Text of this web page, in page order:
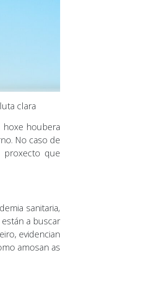
clara
hoxe houbera
No caso de
proxecto que
sanitaria,
a buscar
evidencian
amosan as